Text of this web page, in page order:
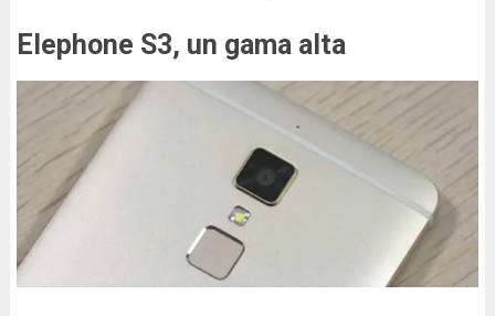
Elephone S3, un gama alta